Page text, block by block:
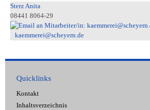
Sterz Anita
08441 8064-29
kaemmerei@scheyern.de
Quicklinks
Kontakt
Inhaltsverzeichnis